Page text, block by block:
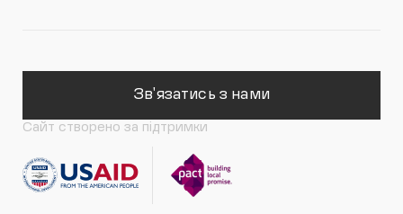
Зв'язатись з нами
Сайт створено за підтримки